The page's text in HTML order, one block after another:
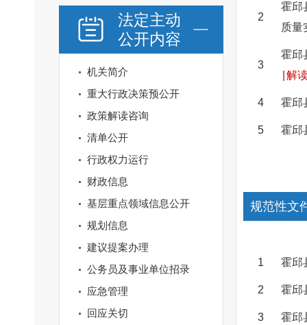
法定主动
公开内容
机关简介
重大行政决策预公开
政策解读咨询
清单公开
行政权力运行
财政信息
基层重点领域信息公开
规划信息
建议提案办理
公务员及事业单位招录
应急管理
回应关切
2
霍邱
质量
3
霍邱
解
4 霍邱
5 霍邱
规范性文
1 霍邱
2 霍邱
3 霍邱